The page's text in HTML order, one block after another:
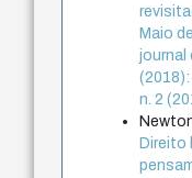
Maio
journal
(2018):
n. 2
Direito